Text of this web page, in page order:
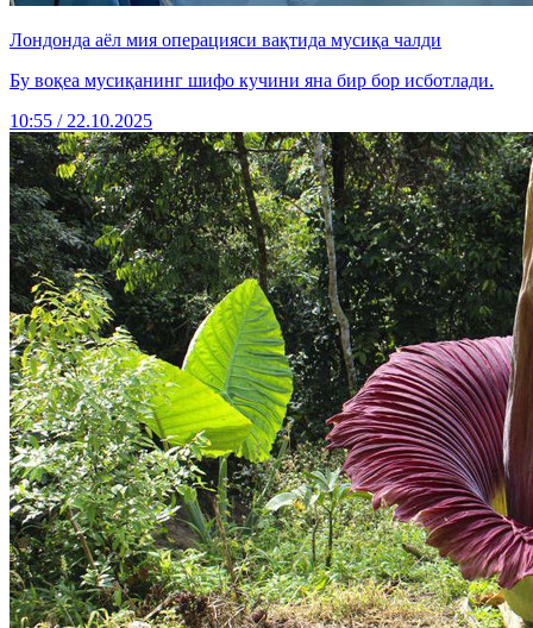
Лондонда аёл мия операцияси вақтида мусиқа чалди
Бу воқеа мусиқанинг шифо кучини яна бир бор исботлади.
10:55 / 22.10.2025